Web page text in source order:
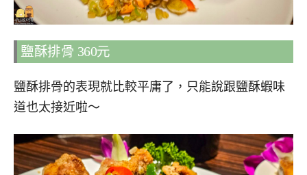
鹽酥排骨 360元
鹽酥排骨的表現就比較平庸了，只能說跟鹽酥蝦味
道也太接近啦～